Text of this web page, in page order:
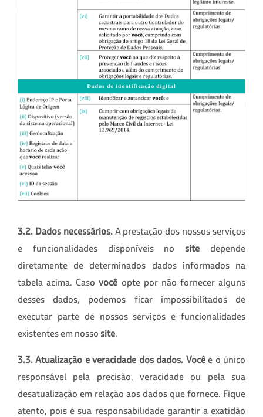
3.2. Dados necessários.A prestação dos nossos serviços
e funcionalidades disponíveis no site depende
diretamente de determinados dados informados na
tabela acima. Casovocê opte por não fornecer alguns
desses dados, podemos ficar impossibilitados de
executar parte de nossos serviços e funcionalidades
existentes em nosso site.
3.3. Atualização e veracidade dos dados. Você é o único
responsável pela precisão, veracidade ou pela sua
desatualização em relação aos dados que fornece. Fique
atento, pois é sua responsabilidade garantir a exatidão